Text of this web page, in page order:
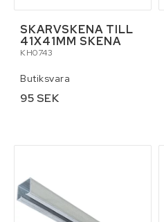
SKARVSKENA TILL
41X41MM SKENA
KH0743
Butiksvara
95 SEK